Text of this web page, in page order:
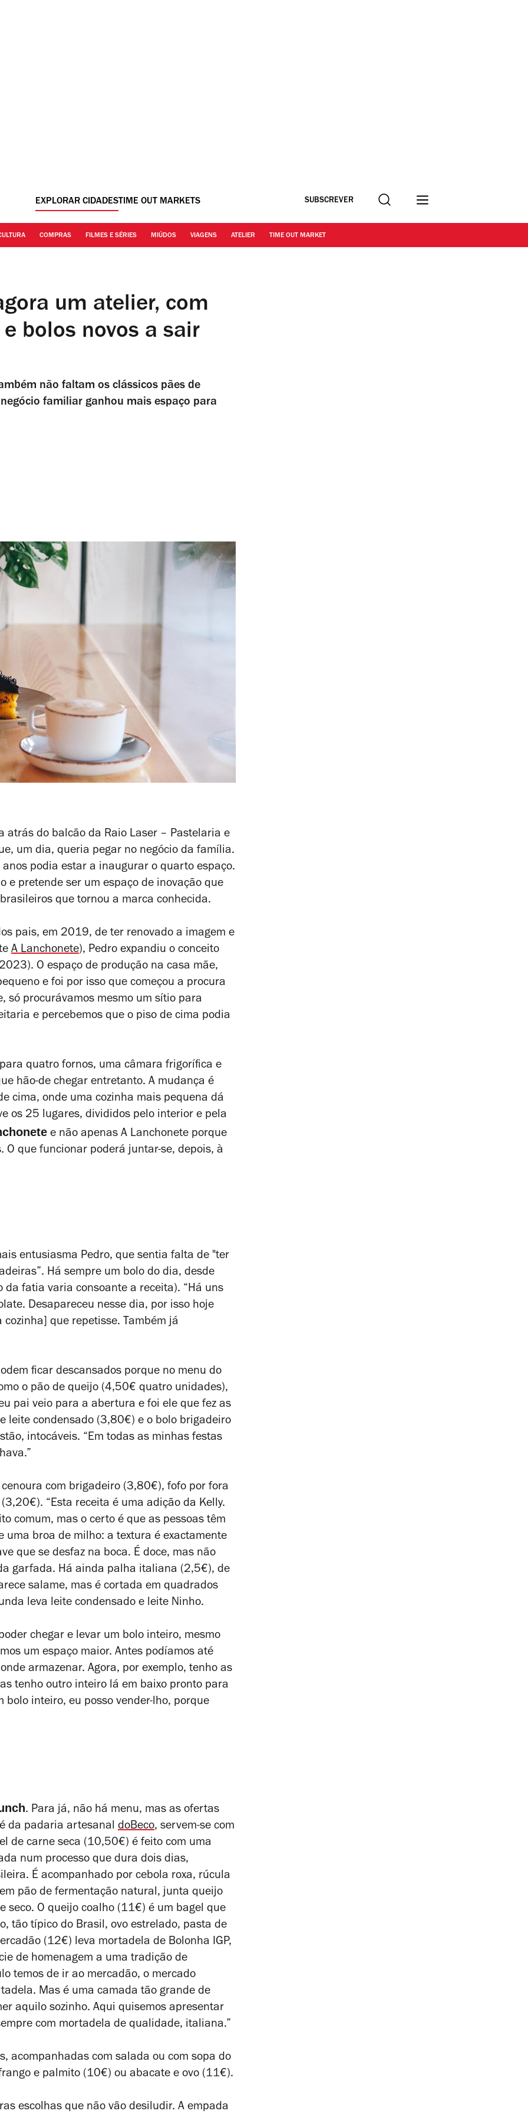
EXPLORAR CIDADESTIME OUT MARKETS SUBSCREVER Procurar
COMPRAS FILMES E SÉRIES MIÚDOS VIAGENS ATELIER TIME OUT MARKET
um atelier, com
bolos novos a sair
não faltam os clássicos pães de
familiar ganhou mais espaço para
atrás do balcão da Raio Laser – Pastelaria e
um dia, queria pegar no negócio da família.
podia estar a inaugurar o quarto espaço.
e pretende ser um espaço de inovação que
que tornou a marca conhecida.
pais, em 2019, de ter renovado a imagem e
A Lanchonete), Pedro expandiu o conceito
O espaço de produção na casa mãe,
e foi por isso que começou a procura
só procurávamos mesmo um sítio para
e percebemos que o piso de cima podia
quatro fornos, uma câmara frigorífica e
hão-de chegar entretanto. A mudança é
cima, onde uma cozinha mais pequena dá
os 25 lugares, divididos pelo interior e pela
e não apenas A Lanchonete porque
O que funcionar poderá juntar-se, depois, à
entusiasma Pedro, que sentia falta de "ter
Há sempre um bolo do dia, desde
fatia varia consoante a receita). “Há uns
Desapareceu nesse dia, por isso hoje
que repetisse. Também já
ficar descansados porque no menu do
o pão de queijo (4,50€ quatro unidades),
pai veio para a abertura e foi ele que fez as
leite condensado (3,80€) e o bolo brigadeiro
intocáveis. “Em todas as minhas festas
com brigadeiro (3,80€), fofo por fora
“Esta receita é uma adição da Kelly.
comum, mas o certo é que as pessoas têm
uma broa de milho: a textura é exactamente
que se desfaz na boca. É doce, mas não
garfada. Há ainda palha italiana (2,5€), de
salame, mas é cortada em quadrados
leva leite condensado e leite Ninho.
chegar e levar um bolo inteiro, mesmo
um espaço maior. Antes podíamos até
armazenar. Agora, por exemplo, tenho as
tenho outro inteiro lá em baixo pronto para
inteiro, eu posso vender-lho, porque
. Para já, não há menu, mas as ofertas
da padaria artesanal doBeco, servem-se com
de carne seca (10,50€) é feito com uma
num processo que dura dois dias,
É acompanhado por cebola roxa, rúcula
pão de fermentação natural, junta queijo
seco. O queijo coalho (11€) é um bagel que
tão típico do Brasil, ovo estrelado, pasta de
(12€) leva mortadela de Bolonha IGP,
de homenagem a uma tradição de
temos de ir ao mercadão, o mercado
Mas é uma camada tão grande de
aquilo sozinho. Aqui quisemos apresentar
com mortadela de qualidade, italiana.”
acompanhadas com salada ou com sopa do
e palmito (10€) ou abacate e ovo (11€).
escolhas que não vão desiludir. A empada